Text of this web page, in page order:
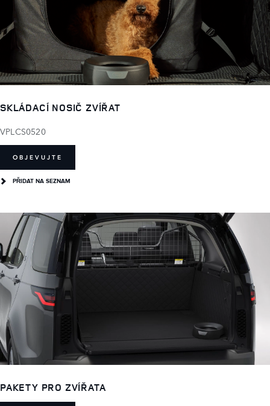
SKLÁDACÍ NOSIČ ZVÍŘAT
VPLCS0520
OBJEVUJTE
PŘIDAT NA SEZNAM
PAKETY PRO ZVÍŘATA